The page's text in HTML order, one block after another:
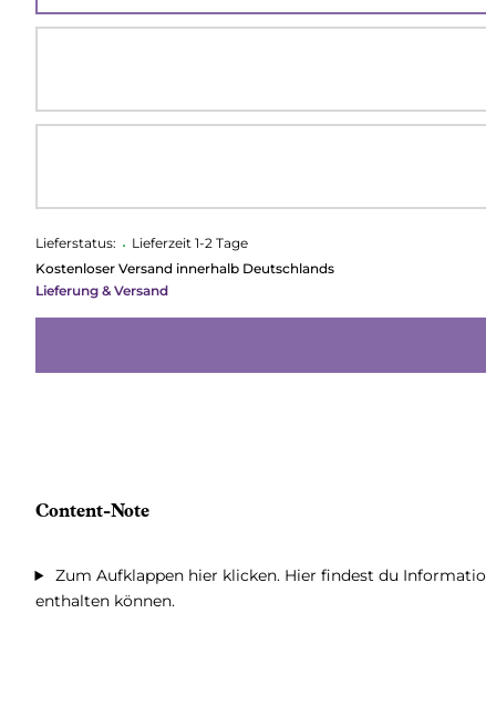
Lieferstatus: • Lieferzeit 1-2 Tage
Kostenloser Versand innerhalb Deutschlands
Lieferung & Versand
Content-Note
Zum Aufklappen hier klicken. Hier findest du
enthalten können.